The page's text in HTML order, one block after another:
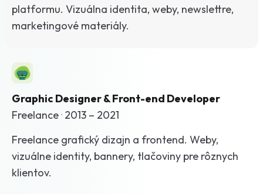
platformu. Vizuálna identita, weby, newslettre,
marketingové materiály.
Graphic Designer & Front-end Developer
Freelance· 2013 – 2021
Freelance grafický dizajn a frontend. Weby,
vizuálne identity, bannery, tlačoviny pre rôznych
klientov.